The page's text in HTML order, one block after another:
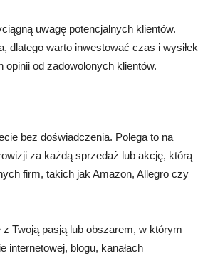
uwagę potencjalnych klientów.
dlatego warto inwestować czas i wysiłek
od zadowolonych klientów.
bez doświadczenia. Polega to na
za każdą sprzedaż lub akcję, którą
firm, takich jak Amazon, Allegro czy
Twoją pasją lub obszarem, w którym
blogu, kanałach